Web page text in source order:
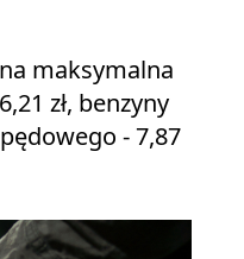
maksymalna
zł, benzyny
- 7,87